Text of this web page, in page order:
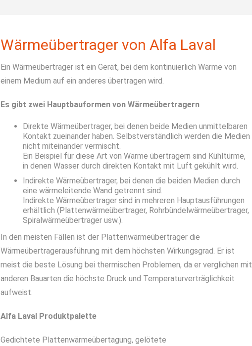
Wärmeübertrager von Alfa Laval
Ein Wärmeübertrager ist ein Gerät, bei dem kontinuierlich Wärme von
einem Medium auf ein anderes übertragen wird.
Es gibt zwei Hauptbauformen von Wärmeübertragern
Direkte Wärmeübertrager, bei denen beide Medien unmittelbaren
Kontakt zueinander haben. Selbstverständlich werden die Medien
nicht miteinander vermischt.
Ein Beispiel für diese Art von Wärme­ übertragern sind Kühltürme,
in denen Wasser durch direkten Kontakt mit Luft gekühlt wird.
Indirekte Wärmeübertrager, bei denen die beiden Medien durch
eine wärmeleitende Wand getrennt sind.
Indirekte Wärmeübertrager sind in mehreren Hauptausführungen
erhältlich (Plattenwärmeübertrager, Rohrbündel­wärmeübertrager,
Spiralwärmeüber­trager usw.).
In den meisten Fällen ist der Platten­wärmeübertrager die
Wärmeübertragerausführung mit dem höchsten Wirkungs­grad. Er ist
meist die beste Lösung bei thermischen Problemen, da er verglichen mit
anderen Bauarten die höchste Druck­ und Temperaturverträglichkeit
aufweist.
Alfa Laval Produktpalette
Gedichtete Plattenwärmeübertagung, gelötete